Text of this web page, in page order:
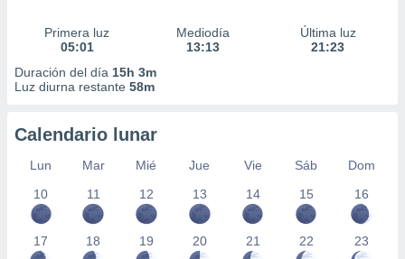
Primera luz
05:01
Mediodía
13:13
Última luz
21:23
Duración del día 15h 3m
Luz diurna restante 58m
Calendario lunar
Lun Mar Mié Jue Vie Sáb
Dom
10
11 12 13 14 15 16
17 18 19 20 21 22 23